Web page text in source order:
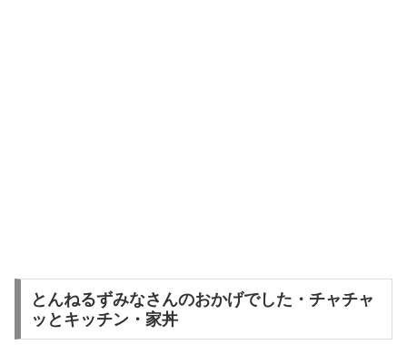
とんねるずみなさんのおかげでした・チャチャ
ッとキッチン・家丼